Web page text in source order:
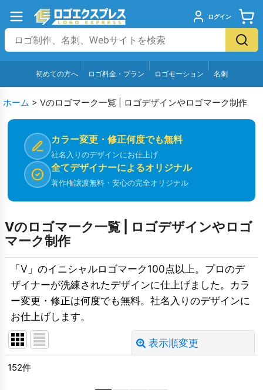
ログイン
初めての方へ ロゴ料金・プラン ロゴモーション 名刺
ホーム > Vのロゴマーク一覧 | ロゴデザインやロゴマーク制作
カラー変更・修正何度でも無料
社名入りのデザインにお仕上げ
全てデザイナーによるオリジナル
著作権譲渡無料・安心の完全オリジナル
Vのロゴマーク一覧 | ロゴデザインやロゴ
マーク制作
「V」のイニシャルロゴマーク100点以上。プロのデ
ザイナーが洗練されたデザインに仕上げました。カラ
ー変更・修正は何度でも無料。社名入りのデザインに
お仕上げします。
表示順変更
152件